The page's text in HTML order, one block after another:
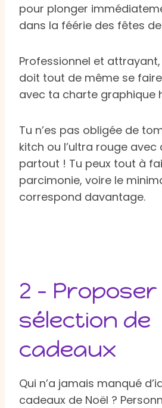
pour plonger
dans la féérie des fêtes de
Professionnel et
doit tout de même se
avec ta charte graphique
Tu n’es pas obligée de
kitch ou l’ultra rouge
partout ! Tu peux tout à
parcimonie, voire le
correspond davantage.
2 –
sélection de
cadeaux
Qui n’a jamais manqué
cadeaux de Noël ?